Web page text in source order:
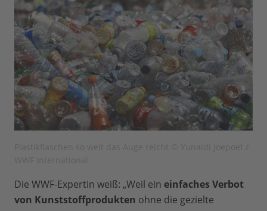
Die WWF-Expertin weiß: „Weil ein einfaches Verbot
von Kunststoffprodukten ohne die gezielte